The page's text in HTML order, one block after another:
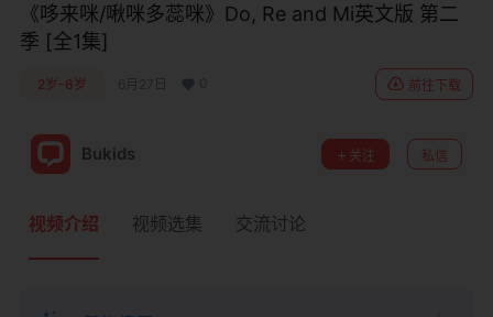
《哆来咪/啾咪多蕊咪》Do, Re and Mi英文版 第二
季 [全1集]
2岁-6岁 6月27日 前往下载
Bukids 关注 私信
视频介绍 视频选集 交流讨论